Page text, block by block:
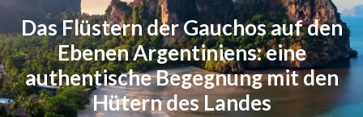
Das Flüstern der Gauchos auf den
Ebenen Argentiniens: eine
authentische Begegnung mit den
Hütern des Landes